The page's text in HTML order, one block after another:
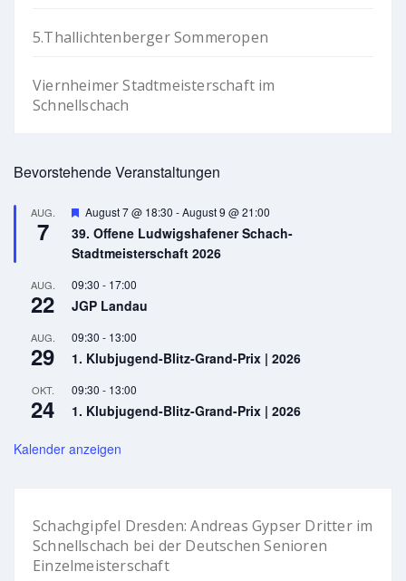
5.Thallichtenberger Sommeropen
Viernheimer Stadtmeisterschaft im
Schnellschach
Bevorstehende Veranstaltungen
AUG.
7
Hervorgehoben
August 7 @ 18:30 -August 9 @ 21:00
39. Offene Ludwigshafener Schach-
Stadtmeisterschaft 2026
AUG.
22
09:30 - 17:00
JGP Landau
AUG.
29
09:30 - 13:00
1. Klubjugend-Blitz-Grand-Prix | 2026
OKT.
24
09:30 - 13:00
1. Klubjugend-Blitz-Grand-Prix | 2026
Kalender anzeigen
Schachgipfel Dresden: Andreas Gypser Dritter im
Schnellschach bei der Deutschen Senioren
Einzelmeisterschaft